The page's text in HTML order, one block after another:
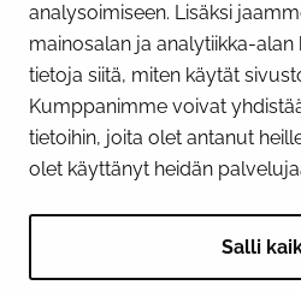
analysoimiseen. Lisäksi
mainosalan ja analytiikka-
tietoja siitä, miten käytät
Kumppanimme voivat
tietoihin, joita olet antanut
olet käyttänyt heidän
Salli
Facebook InstagramYouTube